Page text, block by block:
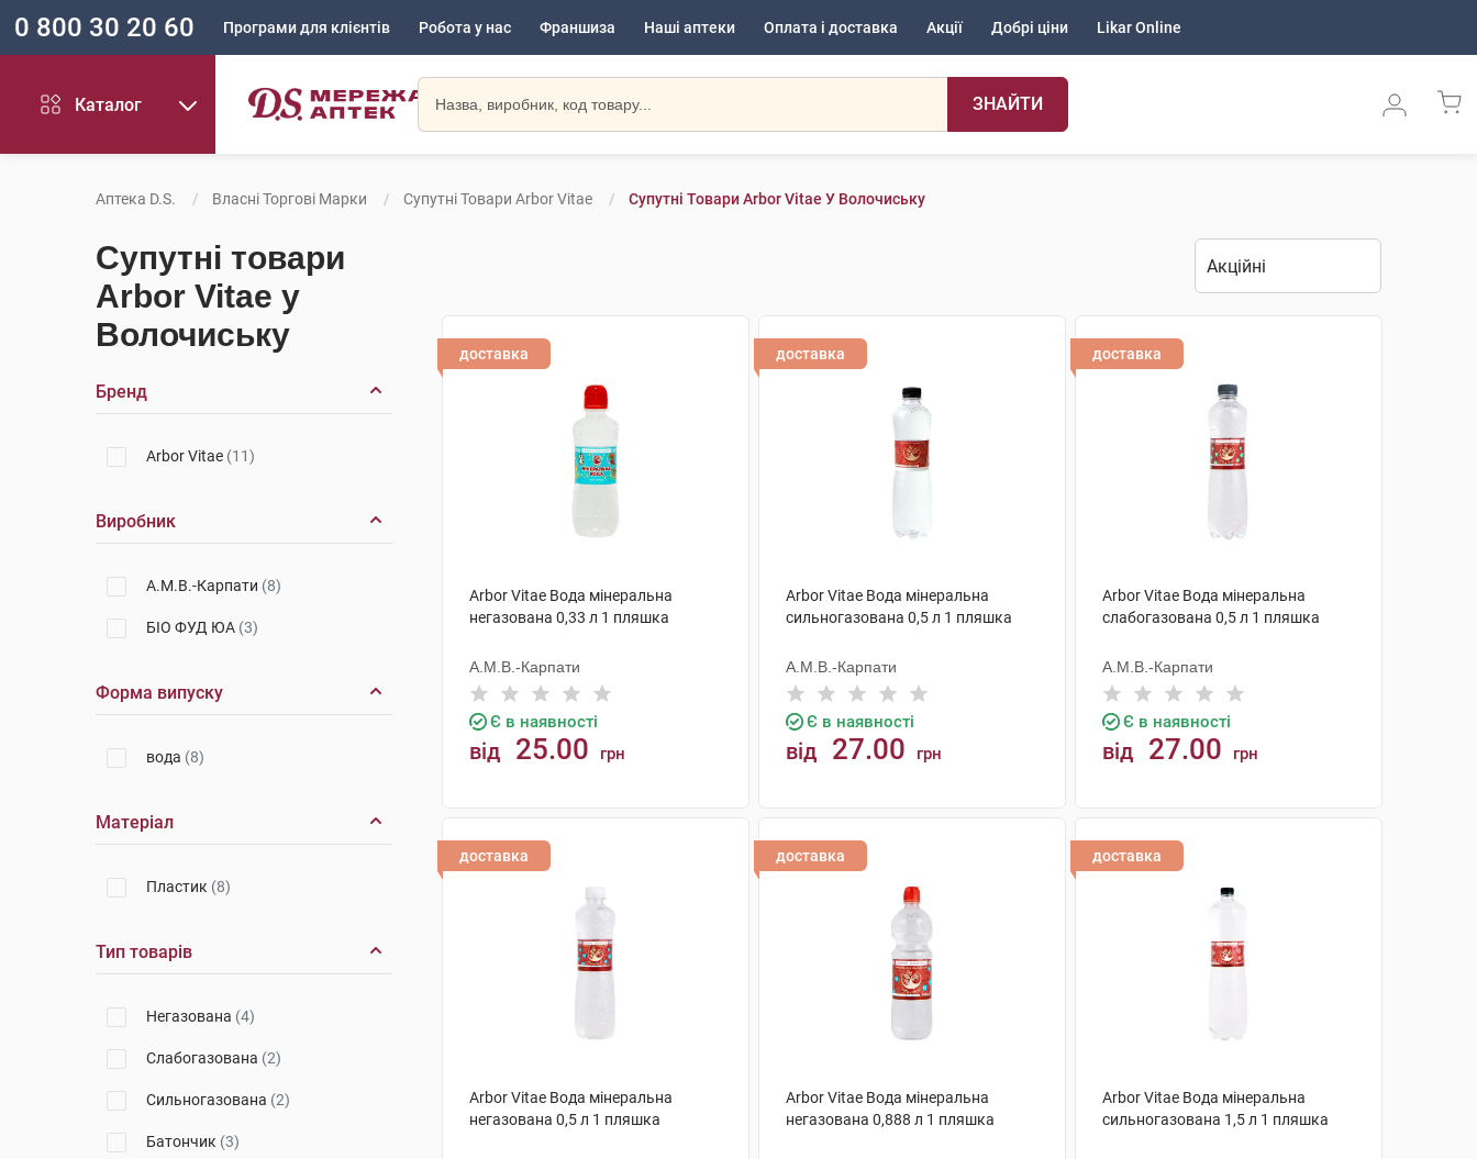
0 800 30 20 60 Програми для клієнтів Робота у нас Франшиза Наші аптеки Оплата і доставка Акції Добрі ціни Likar Online
Каталог ЗНАЙТИ
Аптека D.S. Власні Торгові Марки Супутні Товари Arbor Vitae Супутні Товари Arbor Vitae У Волочиську
Супутні товари
Arbor Vitae у
Волочиську
Бренд
Arbor Vitae (11)
Виробник
А.М.В.-Карпати (8)
БІО ФУД ЮА (3)
Форма випуску
вода (8)
Матеріал
Пластик (8)
Тип товарів
Негазована (4)
Слабогазована (2)
Сильногазована (2)
Батончик (3)
доставка
Arbor Vitae Вода мінеральна
негазована 0,33 л 1 пляшка
А.М.В.-Карпати
Є в наявності
від 25.00 грн
доставка
Arbor Vitae Вода мінеральна
сильногазована 0,5 л 1 пляшка
А.М.В.-Карпати
Є в наявності
від 27.00 грн
доставка
Arbor Vitae Вода мінеральна
слабогазована 0,5 л 1 пляшка
А.М.В.-Карпати
Є в наявності
від 27.00 грн
доставка
Arbor Vitae Вода мінеральна
негазована 0,5 л 1 пляшка
доставка
Arbor Vitae Вода мінеральна
негазована 0,888 л 1 пляшка
доставка
Arbor Vitae Вода мінеральна
сильногазована 1,5 л 1 пляшка